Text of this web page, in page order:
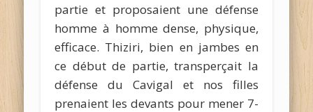
partie et proposaient une défense
homme à homme dense, physique,
efficace. Thiziri, bien en jambes en
ce début de partie, transperçait la
défense du Cavigal et nos filles
prenaient les devants pour mener 7-